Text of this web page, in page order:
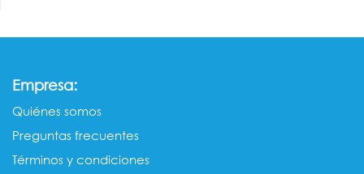
Empresa:
Quiénes somos​​
Preguntas frecuentes
Términos y condiciones